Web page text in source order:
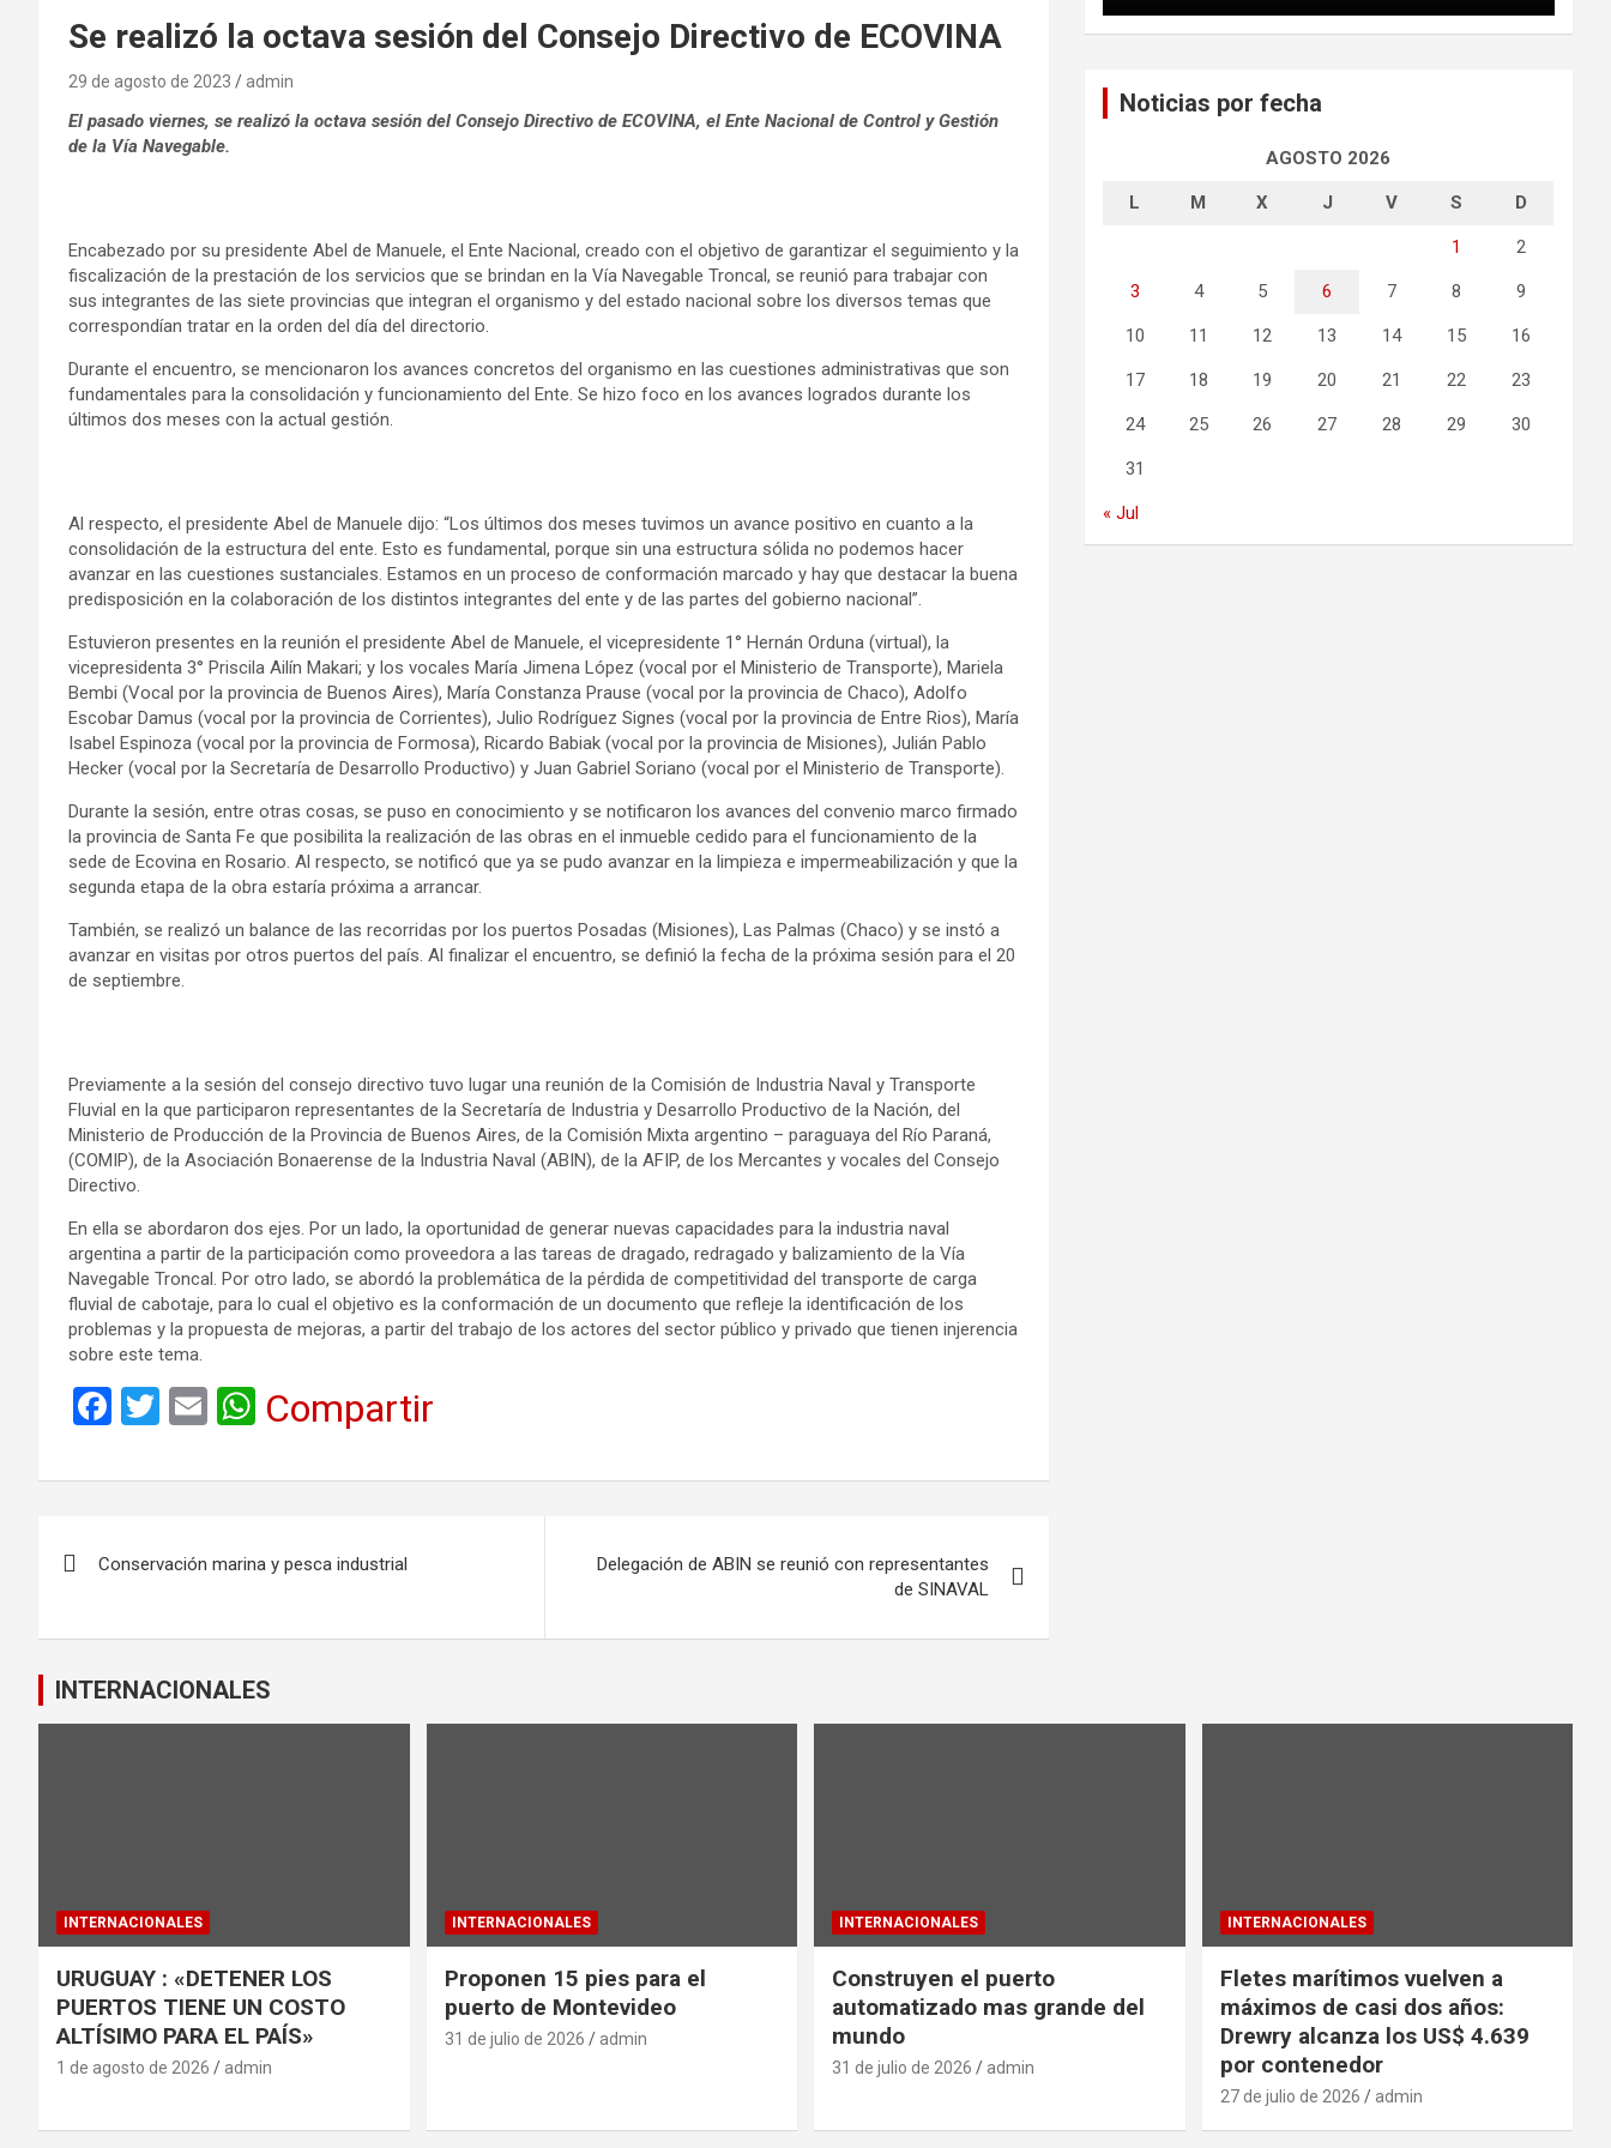
Se realizó la octava sesión del Consejo Directivo de ECOVINA
29 de agosto de 2023 admin
El pasado viernes, se realizó la octava sesión del Consejo Directivo de ECOVINA, el Ente Nacional de Control y Gestión
de la Vía Navegable.
Encabezado por su presidente Abel de Manuele, el Ente Nacional, creado con el objetivo de garantizar el seguimiento y la
fiscalización de la prestación de los servicios que se brindan en la Vía Navegable Troncal, se reunió para trabajar con
sus integrantes de las siete provincias que integran el organismo y del estado nacional sobre los diversos temas que
correspondían tratar en la orden del día del directorio.
Durante el encuentro, se mencionaron los avances concretos del organismo en las cuestiones administrativas que son
fundamentales para la consolidación y funcionamiento del Ente. Se hizo foco en los avances logrados durante los
últimos dos meses con la actual gestión.
Al respecto, el presidente Abel de Manuele dijo: “Los últimos dos meses tuvimos un avance positivo en cuanto a la
consolidación de la estructura del ente. Esto es fundamental, porque sin una estructura sólida no podemos hacer
avanzar en las cuestiones sustanciales. Estamos en un proceso de conformación marcado y hay que destacar la buena
predisposición en la colaboración de los distintos integrantes del ente y de las partes del gobierno nacional”.
Estuvieron presentes en la reunión el presidente Abel de Manuele, el vicepresidente 1° Hernán Orduna (virtual), la
vicepresidenta 3° Priscila Ailín Makari; y los vocales María Jimena López (vocal por el Ministerio de Transporte), Mariela
Bembi (Vocal por la provincia de Buenos Aires), María Constanza Prause (vocal por la provincia de Chaco), Adolfo
Escobar Damus (vocal por la provincia de Corrientes), Julio Rodríguez Signes (vocal por la provincia de Entre Rios), María
Isabel Espinoza (vocal por la provincia de Formosa), Ricardo Babiak (vocal por la provincia de Misiones), Julián Pablo
Hecker (vocal por la Secretaría de Desarrollo Productivo) y Juan Gabriel Soriano (vocal por el Ministerio de Transporte).
Durante la sesión, entre otras cosas, se puso en conocimiento y se notificaron los avances del convenio marco firmado
la provincia de Santa Fe que posibilita la realización de las obras en el inmueble cedido para el funcionamiento de la
sede de Ecovina en Rosario. Al respecto, se notificó que ya se pudo avanzar en la limpieza e impermeabilización y que la
segunda etapa de la obra estaría próxima a arrancar.
También, se realizó un balance de las recorridas por los puertos Posadas (Misiones), Las Palmas (Chaco) y se instó a
avanzar en visitas por otros puertos del país. Al finalizar el encuentro, se definió la fecha de la próxima sesión para el 20
de septiembre.
Previamente a la sesión del consejo directivo tuvo lugar una reunión de la Comisión de Industria Naval y Transporte
Fluvial en la que participaron representantes de la Secretaría de Industria y Desarrollo Productivo de la Nación, del
Ministerio de Producción de la Provincia de Buenos Aires, de la Comisión Mixta argentino – paraguaya del Río Paraná,
(COMIP), de la Asociación Bonaerense de la Industria Naval (ABIN), de la AFIP, de los Mercantes y vocales del Consejo
Directivo.
En ella se abordaron dos ejes. Por un lado, la oportunidad de generar nuevas capacidades para la industria naval
argentina a partir de la participación como proveedora a las tareas de dragado, redragado y balizamiento de la Vía
Navegable Troncal. Por otro lado, se abordó la problemática de la pérdida de competitividad del transporte de carga
fluvial de cabotaje, para lo cual el objetivo es la conformación de un documento que refleje la identificación de los
problemas y la propuesta de mejoras, a partir del trabajo de los actores del sector público y privado que tienen injerencia
sobre este tema.
F
ce
o
k
T
tt
E
ail
W
at
A
p
Compartir
entradas
Conservación marina y pesca industrial
Delegación de ABIN se reunió con representantes
de SINAVAL
Noticias por fecha
AGOSTO 2026
L M X J V S D
1 2
3 4 5 6 7 8 9
10 11 12 13 14 15 16
17 18 19 20 21 22 23
24 25 26 27 28 29 30
31
« Jul
INTERNACIONALES
INTERNACIONALES
URUGUAY : «DETENER LOS
PUERTOS TIENE UN COSTO
ALTÍSIMO PARA EL PAÍS»
1 de agosto de 2026 admin
INTERNACIONALES
Proponen 15 pies para el
puerto de Montevideo
31 de julio de 2026 admin
INTERNACIONALES
Construyen el puerto
automatizado mas grande del
mundo
31 de julio de 2026 admin
INTERNACIONALES
Fletes marítimos vuelven a
máximos de casi dos años:
Drewry alcanza los US$ 4.639
por contenedor
27 de julio de 2026 admin